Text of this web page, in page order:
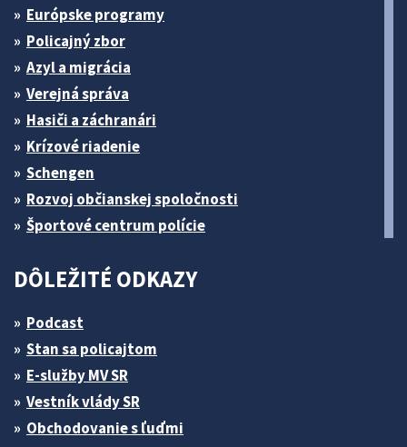
Európske programy
Policajný zbor
Azyl a migrácia
Verejná správa
Hasiči a záchranári
Krízové riadenie
Schengen
Rozvoj občianskej spoločnosti
Športové centrum polície
DÔLEŽITÉ ODKAZY
Podcast
Stan sa policajtom
E-služby MV SR
Vestník vlády SR
Obchodovanie s ľuďmi